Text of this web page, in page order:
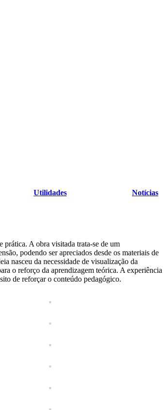
Utilidades Notícias
A obra visitada trata-se de um
podendo ser apreciados desde os materiais de
nasceu da necessidade de visualização da
o reforço da aprendizagem teórica. A experiência
de reforçar o conteúdo pedagógico.